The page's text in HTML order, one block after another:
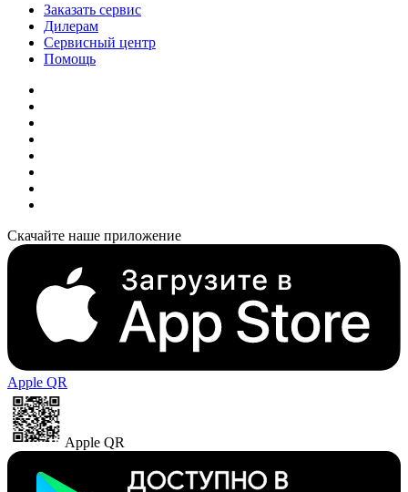
Заказать сервис
Дилерам
Сервисный центр
Помощь
Скачайте наше приложение
Apple QR
Apple QR